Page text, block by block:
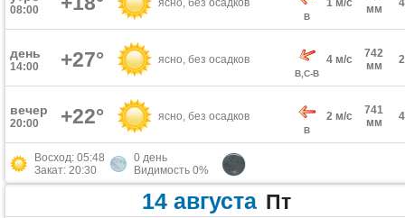
08:00
ясно, без осадков
В
1 м/с
мм
день
14:00 +27° ясно, без осадков
В,С-В
4 м/с
742
мм
вечер
20:00 +22° ясно, без осадков
В
2 м/с
741
мм
Восход: 05:48
Закат: 20:30
0 день
Видимость 0%
14 августа Пт